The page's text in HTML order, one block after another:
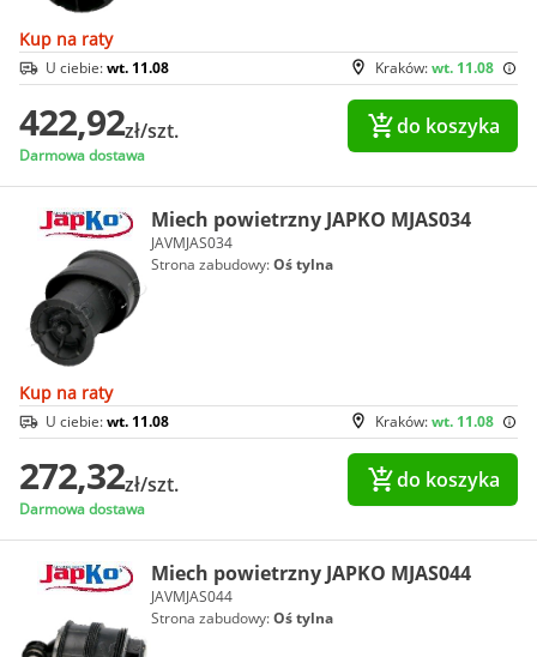
Kup na raty
Kraków:wt. 11.08
U ciebie:wt. 11.08
422,92zł/szt.
Darmowa dostawa
do koszyka
Miech powietrzny JAPKO MJAS034
JAVMJAS034
Strona zabudowy:Oś tylna
Kup na raty
Kraków:wt. 11.08
U ciebie:wt. 11.08
272,32zł/szt.
Darmowa dostawa
do koszyka
Miech powietrzny JAPKO MJAS044
JAVMJAS044
Strona zabudowy:Oś tylna